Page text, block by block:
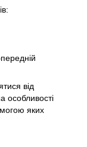
від
особливості
яких